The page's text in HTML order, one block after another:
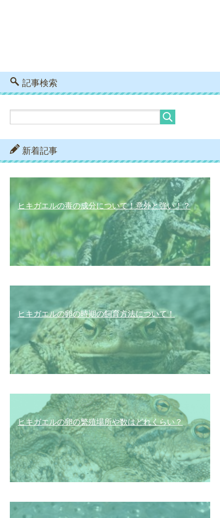
記事検索
新着記事
ヒキガエルの毒の成分について！意外と強い！？
ヒキガエルの卵の時期の飼育方法について！
ヒキガエルの卵の繁殖場所や数はどれくらい？